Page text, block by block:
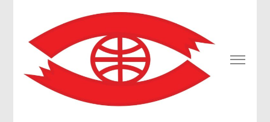
Consejo Mundial de Artistas Visuales